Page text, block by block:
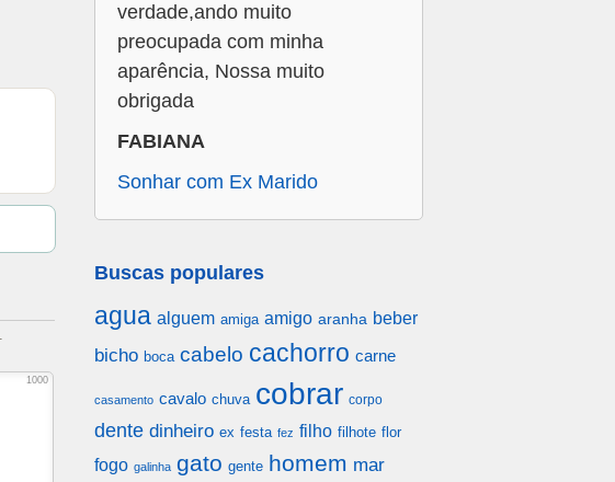
1000
verdade,ando muito
preocupada com minha
aparência, Nossa muito
obrigada
FABIANA
Sonhar com Ex Marido
Buscas populares
agua alguem amiga amigo aranha beber
bicho boca cabelo cachorro carne
casamento cavalo chuva cobrar corpo
dente dinheiro ex festa fez filho filhote flor
fogo galinha gato gente homem mar